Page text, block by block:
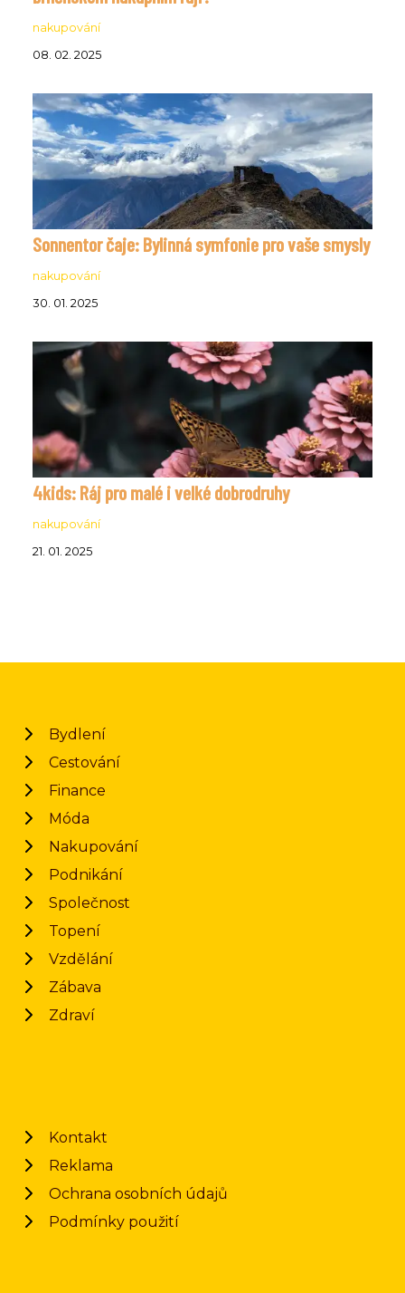
nakupování
08. 02. 2025
Sonnentor čaje: Bylinná symfonie pro vaše smysly
nakupování
30. 01. 2025
4kids: Ráj pro malé i velké dobrodruhy
nakupování
21. 01. 2025
Bydlení
Cestování
Finance
Móda
Nakupování
Podnikání
Společnost
Topení
Vzdělání
Zábava
Zdraví
Kontakt
Reklama
Ochrana osobních údajů
Podmínky použití